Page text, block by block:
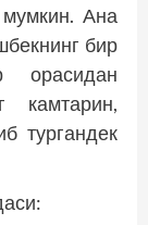
Ана
бир
орасидан
камтарин,
тургандек